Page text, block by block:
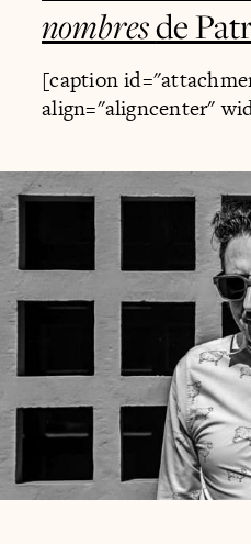
nombresde
[caption
align="aligncenter"